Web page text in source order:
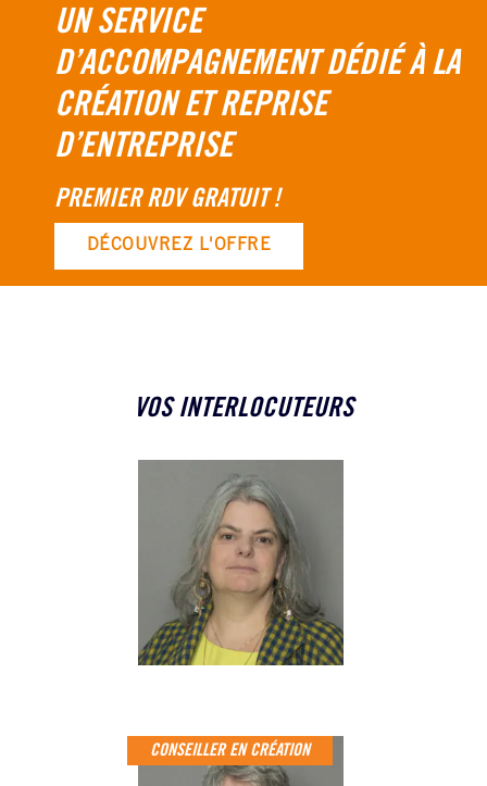
UN SERVICE
D’ACCOMPAGNEMENT DÉDIÉ À LA
CRÉATION ET REPRISE
D’ENTREPRISE
PREMIER RDV GRATUIT !
DÉCOUVREZ L'OFFRE
VOS INTERLOCUTEURS
CONSEILLER EN CRÉATION